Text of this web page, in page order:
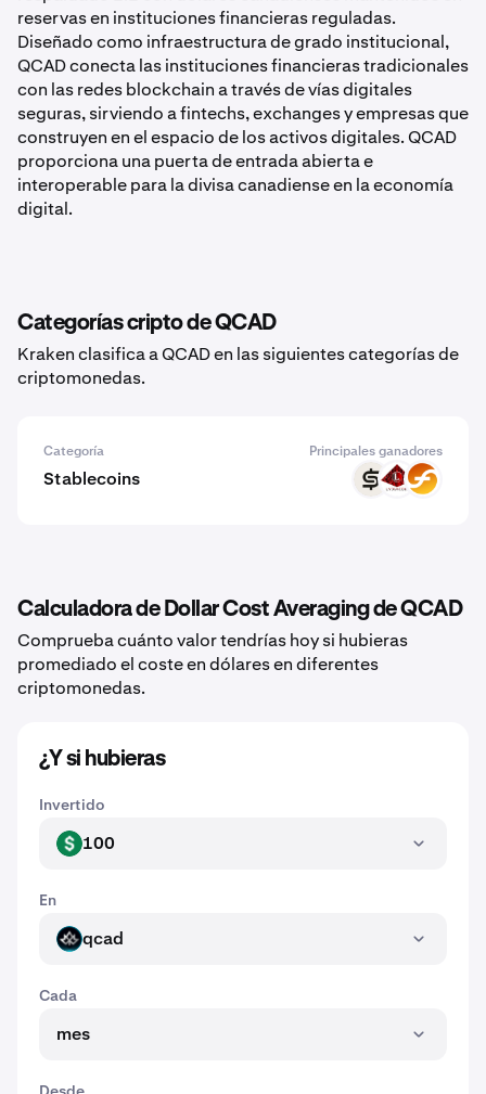
reservas en instituciones financieras reguladas.
Diseñado como infraestructura de grado institucional,
QCAD conecta las instituciones financieras tradicionales
con las redes blockchain a través de vías digitales
seguras, sirviendo a fintechs, exchanges y empresas que
construyen en el espacio de los activos digitales. QCAD
proporciona una puerta de entrada abierta e
interoperable para la divisa canadiense en la economía
digital.
Categorías cripto de QCAD
Kraken clasifica a QCAD en las siguientes categorías de
criptomonedas.
Categoría Principales ganadores
Stablecoins CASH USAD RUSD
Calculadora de Dollar Cost Averaging de QCAD
Comprueba cuánto valor tendrías hoy si hubieras
promediado el coste en dólares en diferentes
criptomonedas.
¿Y si hubieras
Invertido
USD 100
En
QCADqcad
Cada
mes